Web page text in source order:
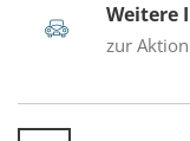
Weitere
zur Aktion